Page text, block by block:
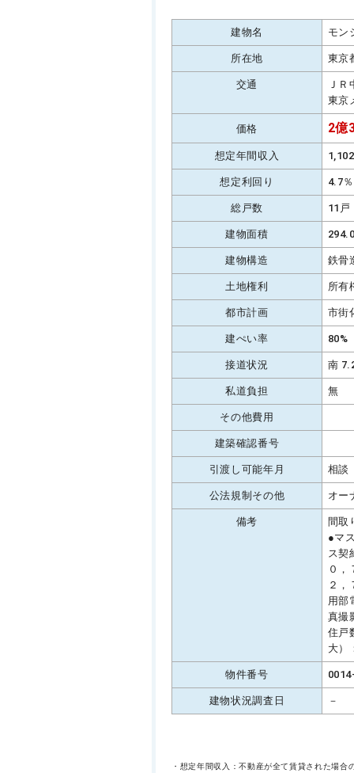
建物名 モン
所在地 東京
交通
Ｊ
東京
価格 2億
想定年間収入
想定利回り 4.7
総戸数 11戸
建物面積
建物構造 鉄骨
土地権利 所有
都市計画 市街
建ぺい率 80%
接道状況 南
私道負担 無
その他費用
建築確認番号
引渡し可能年月 相談
公法規制その他 オー
備考
間取
●マ
ス契
０，
２，
用部
真撮
住戸
大）
物件番号
建物状況調査日 －
・想定年間収入：不動産が全て賃貸された場